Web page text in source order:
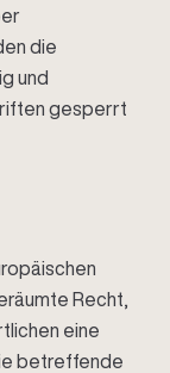
die
und
gesperrt
Recht,
eine
betreffende